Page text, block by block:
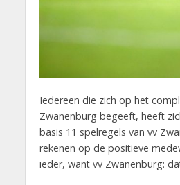
Iedereen die zich op het
Zwanenburg begeeft, heeft
basis 11 spelregels van vv
rekenen op de positieve
ieder, want vv Zwanenburg: